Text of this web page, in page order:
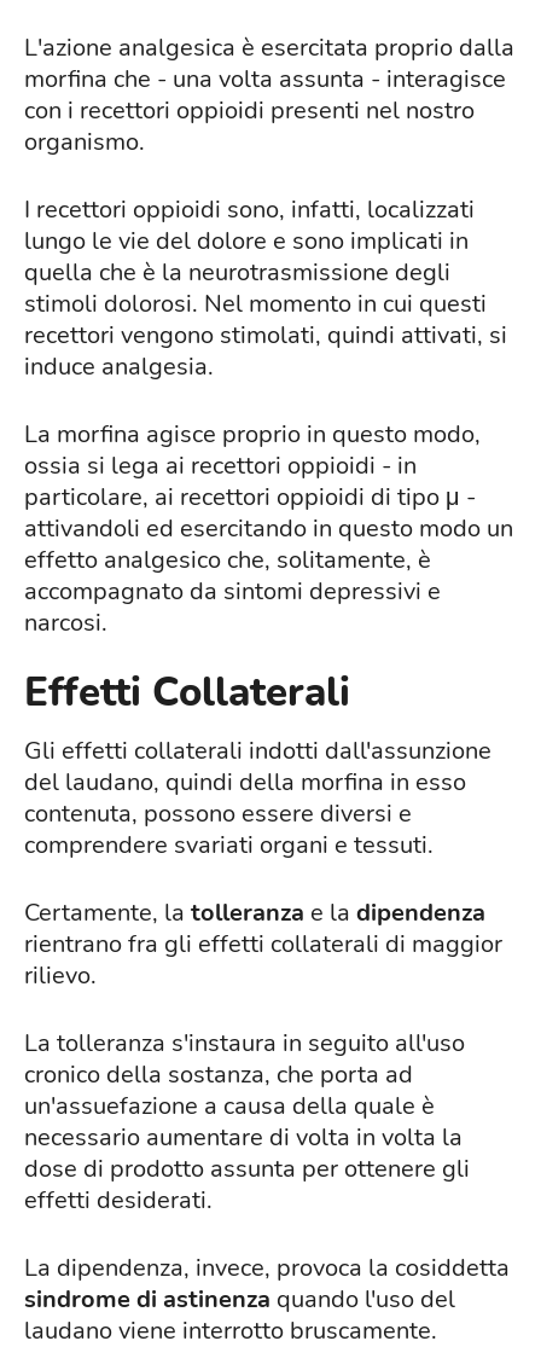
L'azione analgesica è esercitata proprio dalla
morfina che - una volta assunta - interagisce
con i recettori oppioidi presenti nel nostro
organismo.
I recettori oppioidi sono, infatti, localizzati
lungo le vie del dolore e sono implicati in
quella che è la neurotrasmissione degli
stimoli dolorosi. Nel momento in cui questi
recettori vengono stimolati, quindi attivati, si
induce analgesia.
La morfina agisce proprio in questo modo,
ossia si lega ai recettori oppioidi - in
particolare, ai recettori oppioidi di tipo μ -
attivandoli ed esercitando in questo modo un
effetto analgesico che, solitamente, è
accompagnato da sintomi depressivi e
narcosi.
Effetti Collaterali
Gli effetti collaterali indotti dall'assunzione
del laudano, quindi della morfina in esso
contenuta, possono essere diversi e
comprendere svariati organi e tessuti.
Certamente, la tolleranza e la dipendenza
rientrano fra gli effetti collaterali di maggior
rilievo.
La tolleranza s'instaura in seguito all'uso
cronico della sostanza, che porta ad
un'assuefazione a causa della quale è
necessario aumentare di volta in volta la
dose di prodotto assunta per ottenere gli
effetti desiderati.
La dipendenza, invece, provoca la cosiddetta
sindrome di astinenza quando l'uso del
laudano viene interrotto bruscamente.